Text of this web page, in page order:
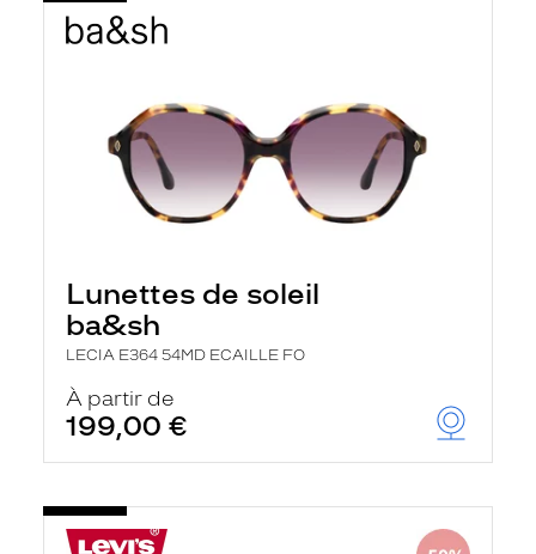
Lunettes de soleil
ba&sh
LECIA E364 54MD ECAILLE FO
À partir de
199,00 €